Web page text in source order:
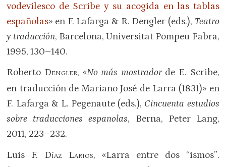
vodevilesco de Scribe y su acogida en las tablas
españolas» en F. Lafarga & R. Dengler (eds.), Teatro
y traducción, Barcelona, Universitat Pompeu Fabra,
1995, 130–140.
Roberto DENGLER, «No más mostrador de E. Scribe,
en traducción de Mariano José de Larra (1831)» en
F. Lafarga & L. Pegenaute (eds.), Cincuenta estudios
sobre traducciones espanolas, Berna, Peter Lang,
2011, 223–232.
Luis F. DÍAZ LARIOS, «Larra entre dos “ismos”.